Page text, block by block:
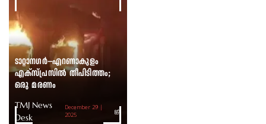
ടാറ്റാനഗർ–എറണാകുളം
എക്സ്പ്രസിൽ തീപിടിത്തം;
ഒരു മരണം
TMJ News
Desk
December 29 |
2025